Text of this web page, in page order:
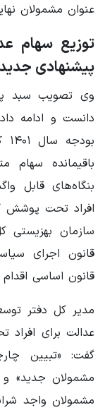
عنوان مشمولان
توزیع سهام
پیشنهادی
وی تصویب سبد
باقیمانده
بنگاه‌های قابل
افراد تحت پوشش
سازمان بهزیستی
قانون اساسی
مدیر کل دفتر
عدالت برای
گفت: «تبیین
مشمولان جدید»
مشمولان واجد